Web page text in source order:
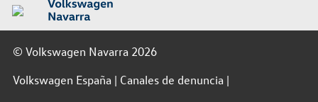
© Volkswagen Navarra 2026
Volkswagen España
Canales de denuncia